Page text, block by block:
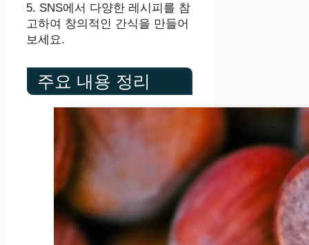
5. SNS에서 다양한 레시피를 참
고하여 창의적인 간식을 만들어
보세요.
주요 내용 정리